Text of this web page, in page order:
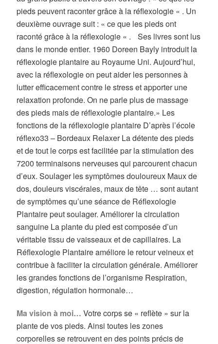
pieds peuvent raconter grâce à la réflexologie « . Un
deuxième ouvrage suit : « ce que les pieds ont
raconté grâce à la réflexologie « . Ses livres sont lus
dans le monde entier. 1960 Doreen Bayly introduit la
réflexologie plantaire au Royaume Uni. Aujourd’hui,
avec la réflexologie on peut aider les personnes à
lutter efficacement contre le stress et apporter une
relaxation profonde. On ne parle plus de massage
des pieds mais de réflexologie plantaire.» Les
fonctions de la réflexologie plantaire D’après l’école
réflexo33 – Bordeaux Relaxer La détente des pieds
et de tout le corps est facilitée par la stimulation des
7200 terminaisons nerveuses qui parcourent chacun
d’eux. Soulager les symptômes douloureux Maux de
dos, douleurs viscérales, maux de tête … sont autant
de symptômes qu’une séance de Réflexologie
Plantaire peut soulager. Améliorer la circulation
sanguine La plante du pied est composée d’un
véritable tissu de vaisseaux et de capillaires. La
Réflexologie Plantaire améliore le retour veineux et
contribue à faciliter la circulation générale. Améliorer
les grandes fonctions de l’organisme Respiration,
digestion, régulation hormonale…
Ma vision à moi… Votre corps se « reflète » sur la
plante de vos pieds. Ainsi toutes les zones
corporelles se retrouvent en des points précis de